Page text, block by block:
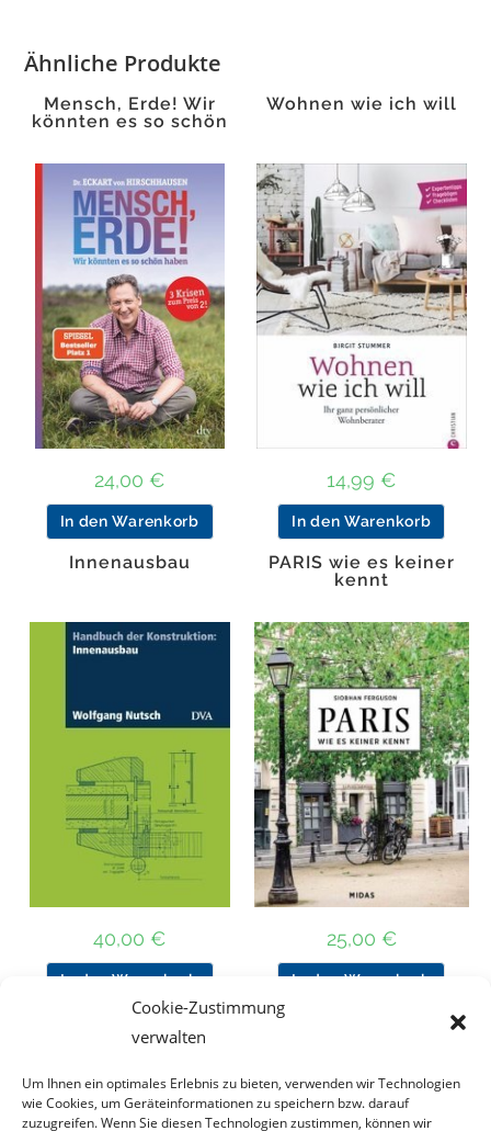
Cookie-Zustimmung
verwalten
Um Ihnen ein optimales Erlebnis zu bieten, verwenden wir Technologien
wie Cookies, um Geräteinformationen zu speichern bzw. darauf
zuzugreifen. Wenn Sie diesen Technologien zustimmen, können wir
Ähnliche Produkte
Mensch, Erde! Wir
könnten es so schön
24,00 €
In den Warenkorb
Wohnen wie ich will
14,99 €
In den Warenkorb
Innenausbau
40,00 €
In den Warenkorb
PARIS wie es keiner
kennt
25,00 €
In den Warenkorb
Nach Preis filtern